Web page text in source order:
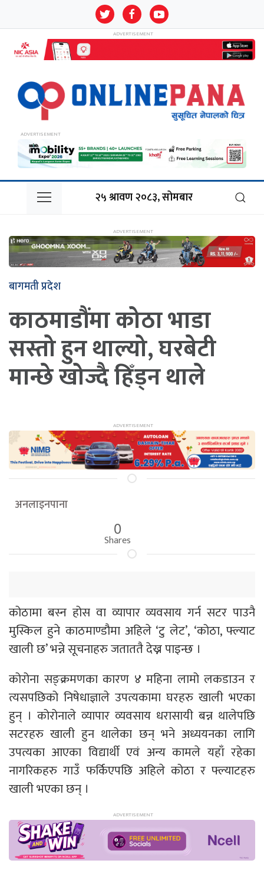
२५ श्रावण २०८३, सोमबार
बागमती प्रदेश
काठमाडौंमा कोठा भाडा
सस्तो हुन थाल्यो, घरबेटी
मान्छे खोज्दै हिँड्न थाले
अनलाइनपाना
0
Shares
कोठामा बस्न होस वा व्यापार व्यवसाय गर्न सटर पाउनै
मुस्किल हुने काठमाण्डौमा अहिले ‘टु लेट’, ‘कोठा, फ्ल्याट
खाली छ’ भन्ने सूचनाहरु जताततै देख्न पाइन्छ ।
कोरोना सङ्क्रमणका कारण ४ महिना लामो लकडाउन र
त्यसपछिको निषेधाज्ञाले उपत्यकामा घरहरु खाली भएका
हुन् । कोरोनाले व्यापार व्यवसाय धरासायी बन्न थालेपछि
सटरहरु खाली हुन थालेका छन् भने अध्ययनका लागि
उपत्यका आएका विद्यार्थी एवं अन्य कामले यहाँ रहेका
नागरिकहरु गाउँ फर्किएपछि अहिले कोठा र फ्ल्याटहरु
खाली भएका छन् ।